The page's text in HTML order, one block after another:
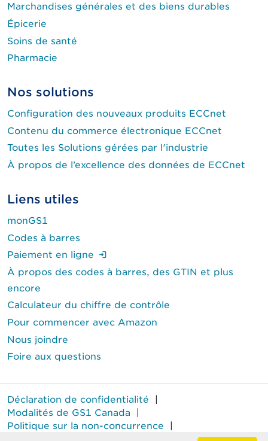
Marchandises générales et des biens durables
Épicerie
Soins de santé
Pharmacie
Nos solutions
Configuration des nouveaux produits ECCnet
Contenu du commerce électronique ECCnet
Toutes les Solutions gérées par l'industrie
À propos de l’excellence des données de ECCnet
Liens utiles
monGS1
Codes à barres
Paiement en ligne
À propos des codes à barres, des GTIN et plus
encore
Calculateur du chiffre de contrôle
Pour commencer avec Amazon
Nous joindre
Foire aux questions
Déclaration de confidentialité |
Modalités de GS1 Canada |
Politique sur la non-concurrence |